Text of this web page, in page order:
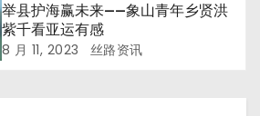
举县护海赢未来——象山青年乡贤洪
紫千看亚运有感
8 月 11, 2023 丝路资讯